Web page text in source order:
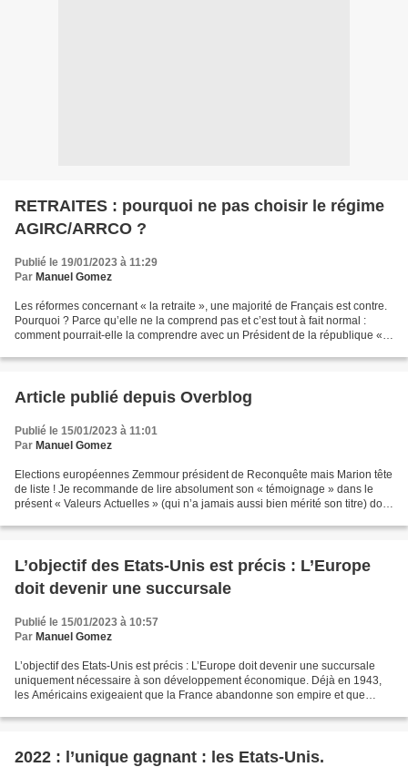
RETRAITES : pourquoi ne pas choisir le régime
AGIRC/ARRCO ?
Publié le 19/01/2023 à 11:29
Par Manuel Gomez
Les réformes concernant « la retraite », une majorité de Français est contre.
Pourquoi ? Parce qu’elle ne la comprend pas et c’est tout à fait normal :
comment pourrait-elle la comprendre avec un Président de la république «
Article publié depuis Overblog
Publié le 15/01/2023 à 11:01
Par Manuel Gomez
Elections européennes Zemmour président de Reconquête mais Marion tête
de liste ! Je recommande de lire absolument son « témoignage » dans le
présent « Valeurs Actuelles » (qui n’a jamais aussi bien mérité son titre) dont
L’objectif des Etats-Unis est précis : L’Europe
doit devenir une succursale
Publié le 15/01/2023 à 10:57
Par Manuel Gomez
L’objectif des Etats-Unis est précis : L’Europe doit devenir une succursale
uniquement nécessaire à son développement économique. Déjà en 1943,
les Américains exigeaient que la France abandonne son empire et que
2022 : l’unique gagnant : les Etats-Unis.